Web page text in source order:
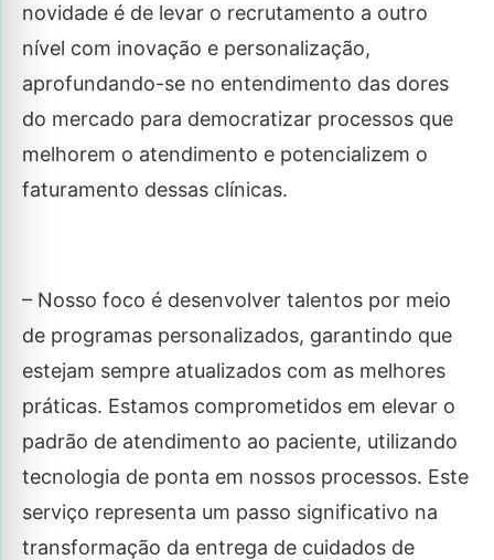
novidade é de levar o recrutamento a outro
nível com inovação e personalização,
aprofundando-se no entendimento das dores
do mercado para democratizar processos que
melhorem o atendimento e potencializem o
faturamento dessas clínicas.
– Nosso foco é desenvolver talentos por meio
de programas personalizados, garantindo que
estejam sempre atualizados com as melhores
práticas. Estamos comprometidos em elevar o
padrão de atendimento ao paciente, utilizando
tecnologia de ponta em nossos processos. Este
serviço representa um passo significativo na
transformação da entrega de cuidados de